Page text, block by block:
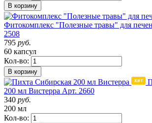
В корзину
Фитокомплекс "Полезные травы" для
2508
795 руб.
60 капсул
Кол-во:
В корзину
200 мл Вистерра Арт. 2660
340 руб.
200 мл
Кол-во: